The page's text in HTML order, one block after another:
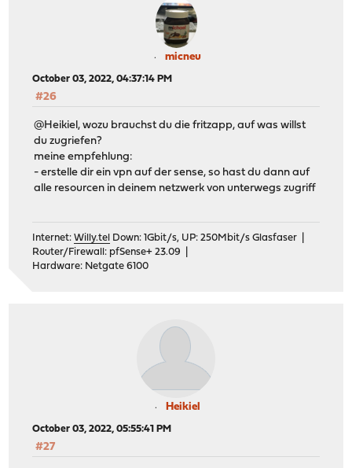
micneu
October 03, 2022, 04:37:14 PM
#26
@Heikiel, wozu brauchst du die fritzapp, auf was willst
du zugriefen?
meine empfehlung:
- erstelle dir ein vpn auf der sense, so hast du dann auf
alle resourcen in deinem netzwerk von unterwegs zugriff
Internet:Willy.tel
Down: 1Gbit/s, UP: 250Mbit/s Glasfaser |
Router/Firewall: pfSense+ 23.09 |
Hardware: Netgate 6100
Heikiel
October 03, 2022, 05:55:41 PM
#27